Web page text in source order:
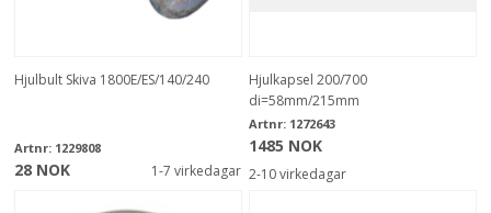
Hjulbult Skiva 1800E/ES/140/240
Artnr: 1229808
28 NOK 1-7 virkedagar
Hjulkapsel 200/700
di=58mm/215mm
Artnr: 1272643
1485 NOK
2-10 virkedagar